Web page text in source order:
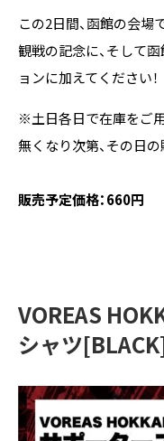
この2日間、函館の会場
観戦の記念に、そして
ョンに加えてください！
※土日各日で在庫をご
無くなり次第、その日
販売予定価格：660円
VOREAS
シャツ